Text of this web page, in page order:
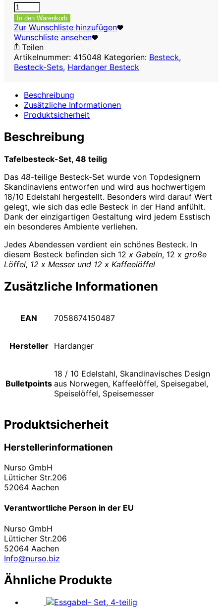
Tafelbesteck-
Set
Silje,
48
teilig
Menge
In den Warenkorb
Zur Wunschliste hinzufügen
Wunschliste ansehen
Teilen
Artikelnummer: 415048 Kategorien: Besteck,
Besteck-Sets, Hardanger Besteck
Beschreibung
Zusätzliche Informationen
Produktsicherheit
Beschreibung
Tafelbesteck-Set, 48 teilig
Das 48-teilige Besteck-Set wurde von Topdesignern
Skandinaviens entworfen und wird aus hochwertigem
18/10 Edelstahl hergestellt. Besonders wird darauf Wert
gelegt, wie sich das edle Besteck in der Hand anfühlt.
Dank der einzigartigen Gestaltung wird jedem Esstisch
ein besonderes Ambiente verliehen.
Jedes Abendessen verdient ein schönes Besteck. In
diesem Besteck befinden sich 12 x Gabeln, 12 x große
Löffel, 12 x Messer und 12 x Kaffeelöffel
Zusätzliche Informationen
EAN 7058674150487
Hersteller Hardanger
Bulletpoints
18 / 10 Edelstahl, Skandinavisches Design
aus Norwegen, Kaffeelöffel, Speisegabel,
Speiselöffel, Speisemesser
Produktsicherheit
Herstellerinformationen
Nurso GmbH
Lütticher Str.206
52064 Aachen
Verantwortliche Person in der EU
Nurso GmbH
Lütticher Str.206
52064 Aachen
Info@nurso.biz
Ähnliche Produkte